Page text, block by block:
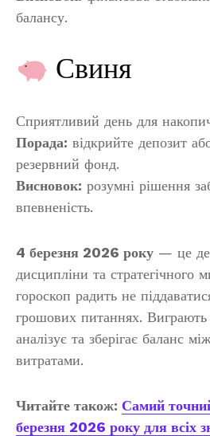
балансу.
Свиня
Сприятливий день для
Порада: відкрийте депозит
резервний фонд.
Висновок: розумні рішення
впевненість.
4 березня 2026 року — це
дисципліни та стратегічного
гороскоп радить не
грошових питаннях. Виграють
аналізує та зберігає баланс
витратами.
Читайте також: Самий
березня 2026 року для всіх